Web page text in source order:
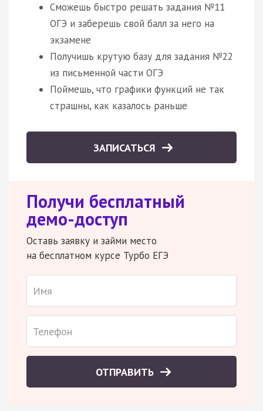
Сможешь быстро решать задания №11
ОГЭ и заберешь свой балл за него на
экзамене
Получишь крутую базу для задания №22
из письменной части ОГЭ
Поймешь, что графики функций не так
страшны, как казалось раньше
ЗАПИСАТЬСЯ
Получи бесплатный
демо-доступ
Оставь заявку и займи место
на бесплатном курсе Турбо ЕГЭ
ОТПРАВИТЬ